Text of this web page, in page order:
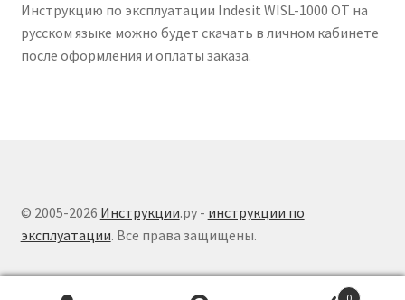
Инструкцию по эксплуатации Indesit WISL-1000 OT на
русском языке можно будет скачать в личном кабинете
после оформления и оплаты заказа.
© 2005-2026 Инструкции.ру - инструкции по
эксплуатации. Все права защищены.